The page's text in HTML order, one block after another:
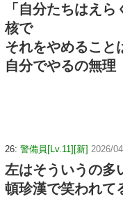
「自分たちはえ
核で
それをやめること
自分でやるの無理
26: 警備員[Lv.11][新] 2026/
左はそういうの多
頓珍漢で笑われて